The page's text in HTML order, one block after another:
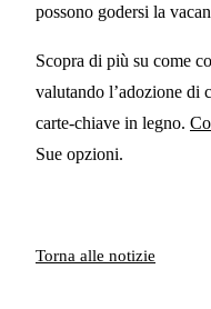
possono godersi la
Scopra di più su come
valutando l’adozione di
carte-chiave in legno.
Sue opzioni.
Torna alle notizie